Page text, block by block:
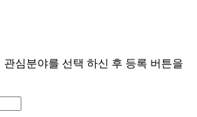
관심분야를 선택 하신 후 등록 버튼을